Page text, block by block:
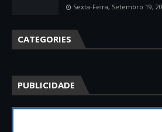
Sexta-Feira, Setembro 19,
CATEGORIES
PUBLICIDADE